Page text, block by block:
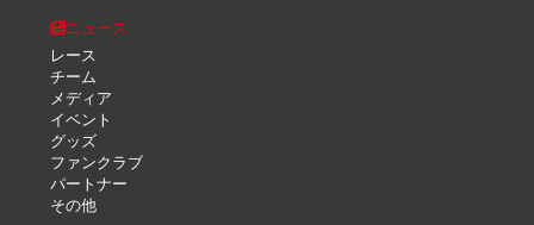
ニュース
レース
チーム
メディア
イベント
グッズ
ファンクラブ
パートナー
その他